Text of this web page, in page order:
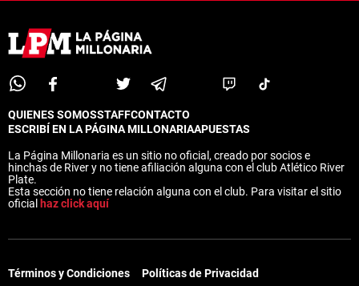
QUIENES SOMOSSTAFFCONTACTO
ESCRIBÍ EN LA PÁGINA MILLONARIAAPUESTAS
La Página Millonaria es un sitio no oficial, creado por socios e
hinchas de River y no tiene afiliación alguna con el club Atlético River
Plate.
Esta sección no tiene relación alguna con el club. Para visitar el sitio
oficial haz click aquí
Términos y Condiciones
Políticas de Privacidad